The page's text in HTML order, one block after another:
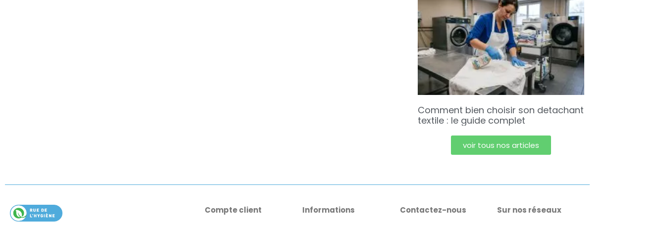
Comment bien choisir son detachant
textile : le guide complet
voir tous nos articles
Compte client Informations Contactez-nous Sur nos réseaux